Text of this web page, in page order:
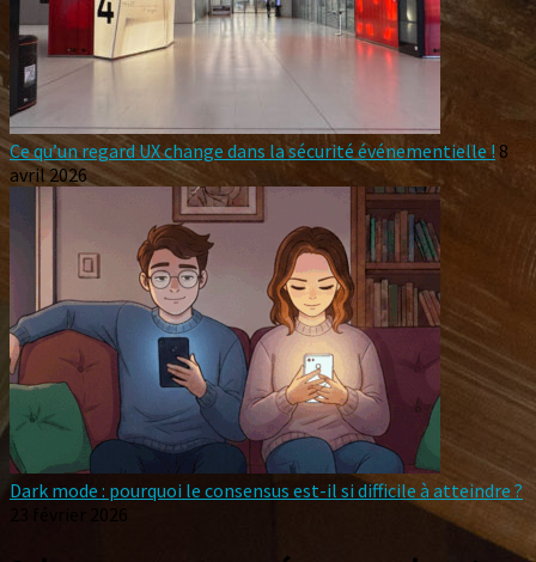
Ce qu’un regard UX change dans la sécurité événementielle ! 8
avril 2026
Dark mode : pourquoi le consensus est-il si difficile à atteindre ?
23 février 2026